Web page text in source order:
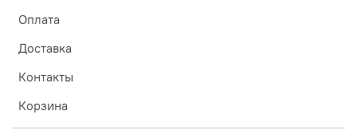
Оплата
Доставка
Контакты
Корзина